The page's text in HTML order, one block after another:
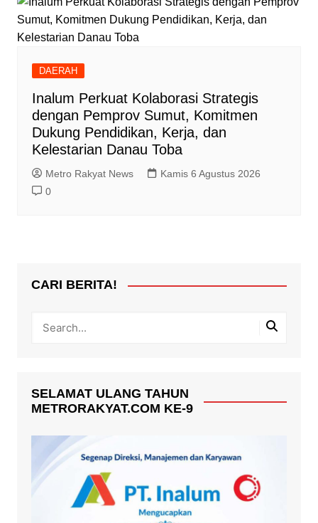
DAERAH
Inalum Perkuat Kolaborasi Strategis
dengan Pemprov Sumut, Komitmen
Dukung Pendidikan, Kerja, dan
Kelestarian Danau Toba
Metro Rakyat News
Kamis 6 Agustus 2026
0
CARI BERITA!
SELAMAT ULANG TAHUN
METRORAKYAT.COM KE-9